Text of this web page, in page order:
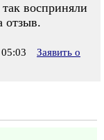
восприняли
отзыв.
Заявить о